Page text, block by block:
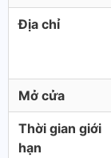
Địa chỉ
Mở cửa
Thời gian giới
hạn